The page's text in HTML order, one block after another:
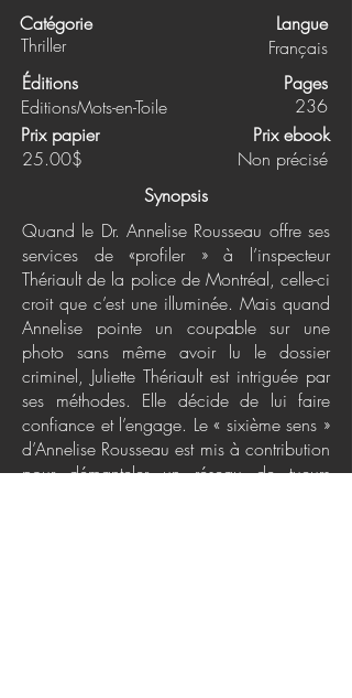
Catégorie
Thriller
Langue
Français
Éditions
EditionsMots-en-Toile
Pages
236
Prix papier
Prix ebook
25.00$
Non précisé
Synopsis
Quand le Dr. Annelise Rousseau offre ses
services de «profiler » à l’inspecteur
Thériault de la police de Montréal, celle-ci
croit que c’est une illuminée. Mais quand
Annelise pointe un coupable sur une
photo sans même avoir lu le dossier
criminel, Juliette Thériault est intriguée par
ses méthodes. Elle décide de lui faire
confiance et l’engage. Le « sixième sens »
d’Annelise Rousseau est mis à contribution
pour démanteler un réseau de tueurs